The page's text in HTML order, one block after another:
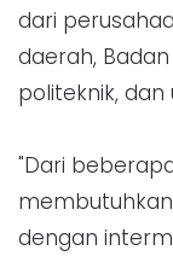
dari
daerah, Badan
politeknik, dan
"Dari
dengan